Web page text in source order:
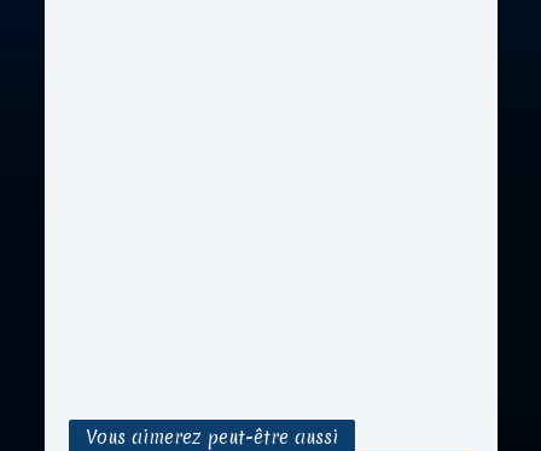
Vous aimerez peut-être aussi